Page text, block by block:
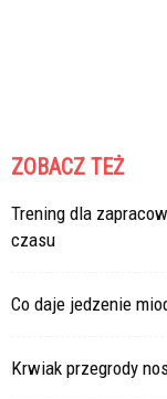
ZOBACZ TEŻ
Trening dla
czasu
Co daje jedzenie
Krwiak przegrody